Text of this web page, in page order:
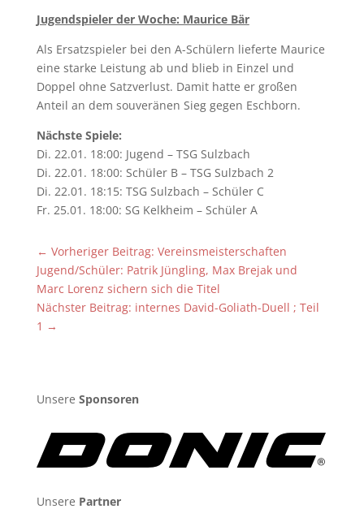
Jugendspieler der Woche: Maurice Bär
Als Ersatzspieler bei den A-Schülern lieferte Maurice
eine starke Leistung ab und blieb in Einzel und
Doppel ohne Satzverlust. Damit hatte er großen
Anteil an dem souveränen Sieg gegen Eschborn.
Nächste Spiele:
Di. 22.01. 18:00: Jugend – TSG Sulzbach
Di. 22.01. 18:00: Schüler B – TSG Sulzbach 2
Di. 22.01. 18:15: TSG Sulzbach – Schüler C
Fr. 25.01. 18:00: SG Kelkheim – Schüler A
← Vorheriger Beitrag: Vereinsmeisterschaften
Jugend/Schüler: Patrik Jüngling, Max Brejak und
Marc Lorenz sichern sich die Titel
Nächster Beitrag: internes David-Goliath-Duell ; Teil
1 →
Unsere Sponsoren
Unsere Partner